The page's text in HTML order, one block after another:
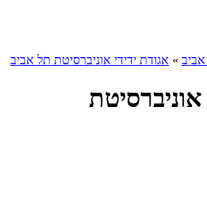
» אגודת ידידי אוניברסיטת תל אביב